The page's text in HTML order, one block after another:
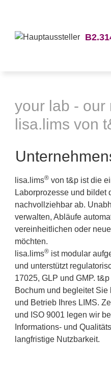
your lab - our
lisa.lims von
lisa.lims® von t&p ist die
Laborprozesse und bildet
nachvollziehbar ab.
verwalten, Abläufe
vereinheitlichen oder
möchten.
lisa.lims® ist modular
und unterstützt
17025, GLP und GMP.
Bochum und begleitet
und Betrieb Ihres LIMS.
und ISO 9001 legen wir
Informations- und
langfristige Nutzbarkeit.